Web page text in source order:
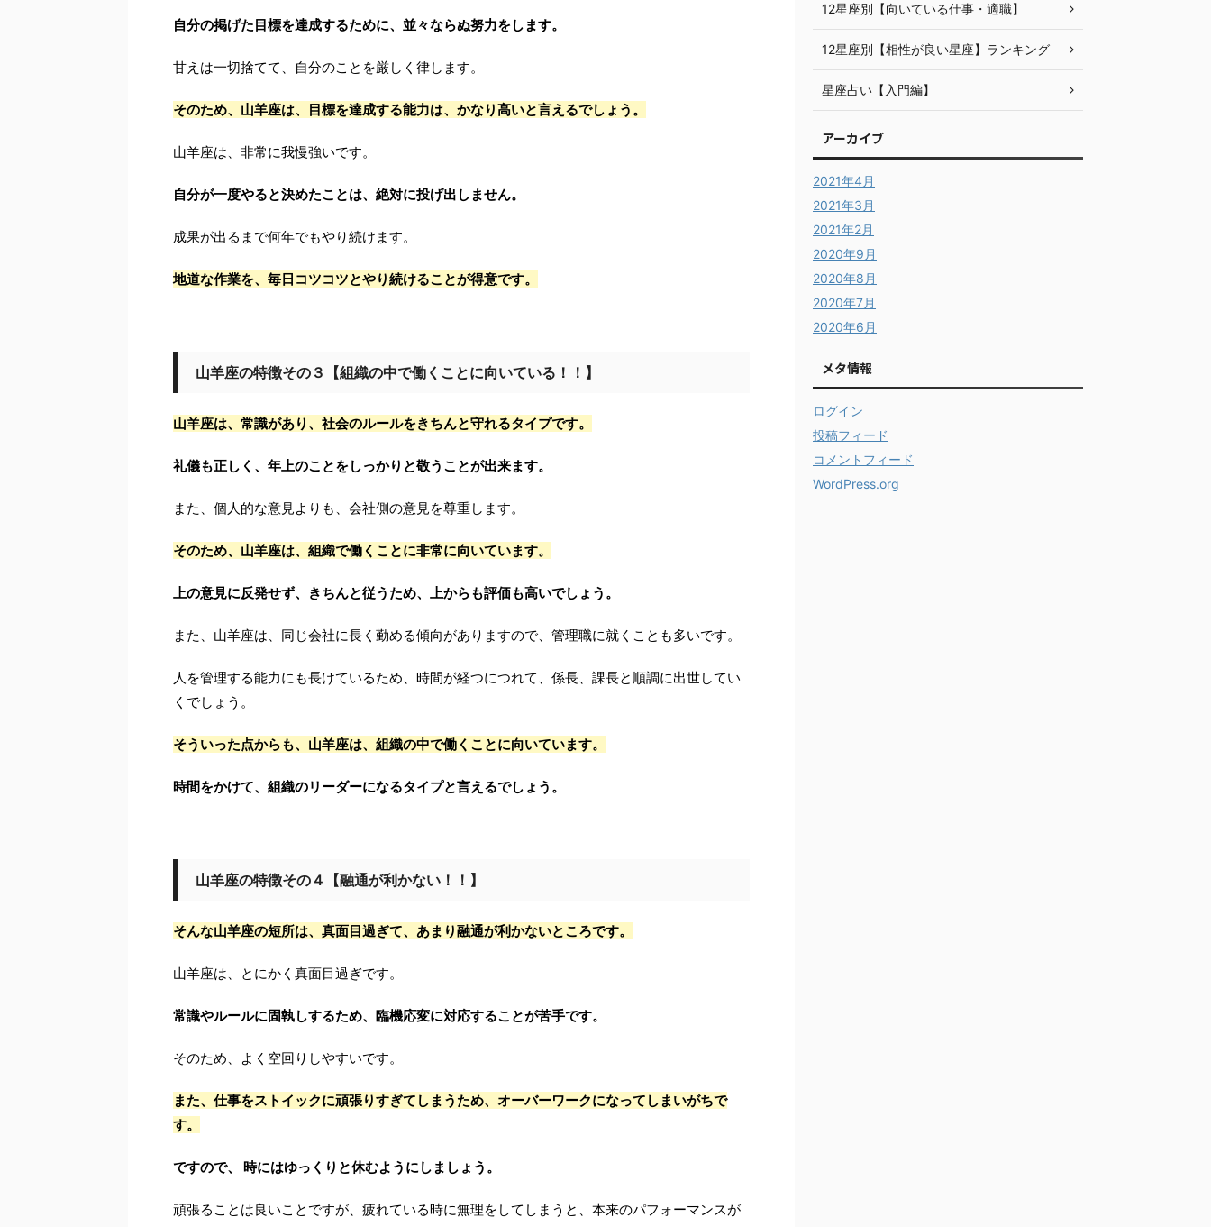
自分の掲げた目標を達成するために、並々ならぬ努力をします。
甘えは一切捨てて、自分のことを厳しく律します。
そのため、山羊座は、目標を達成する能力は、かなり高いと言えるでしょう。
山羊座は、非常に我慢強いです。
自分が一度やると決めたことは、絶対に投げ出しません。
成果が出るまで何年でもやり続けます。
地道な作業を、毎日コツコツとやり続けることが得意です。
山羊座の特徴その３【組織の中で働くことに向いている！！】
山羊座は、常識があり、社会のルールをきちんと守れるタイプです。
礼儀も正しく、年上のことをしっかりと敬うことが出来ます。
また、個人的な意見よりも、会社側の意見を尊重します。
そのため、山羊座は、組織で働くことに非常に向いています。
上の意見に反発せず、きちんと従うため、上からも評価も高いでしょう。
また、山羊座は、同じ会社に長く勤める傾向がありますので、管理職に就くことも多いです。
人を管理する能力にも長けているため、時間が経つにつれて、係長、課長と順調に出世してい
くでしょう。
そういった点からも、山羊座は、組織の中で働くことに向いています。
時間をかけて、組織のリーダーになるタイプと言えるでしょう。
山羊座の特徴その４【融通が利かない！！】
そんな山羊座の短所は、真面目過ぎて、あまり融通が利かないところです。
山羊座は、とにかく真面目過ぎです。
常識やルールに固執しするため、臨機応変に対応することが苦手です。
そのため、よく空回りしやすいです。
また、仕事をストイックに頑張りすぎてしまうため、オーバーワークになってしまいがちで
す。
ですので、 時にはゆっくりと休むようにしましょう。
頑張ることは良いことですが、疲れている時に無理をしてしまうと、本来のパフォーマンスが
12星座別【向いている仕事・適職】
12星座別【相性が良い星座】ランキング
星座占い【入門編】
アーカイブ
2021年4月
2021年3月
2021年2月
2020年9月
2020年8月
2020年7月
2020年6月
メタ情報
ログイン
投稿フィード
コメントフィード
WordPress.org